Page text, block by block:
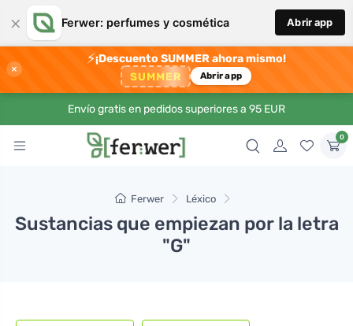
× Ferwer: perfumes y cosmética Abrir app
×
⚡¡Descuento SUMMER ahora mismo!
SUMMER Abrir app
Envío gratis en pedidos superiores a 95 EUR
0
Ferwer Léxico
Sustancias que empiezan por la letra
"G"